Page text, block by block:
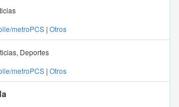
metroPCS | Otros
Deportes
metroPCS | Otros